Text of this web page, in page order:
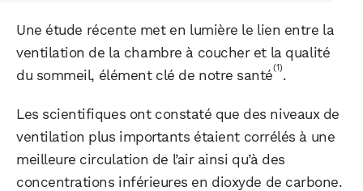
Une étude récente met en lumière le lien entre la
ventilation de la chambre à coucher et la qualité
du sommeil, élément clé de notre santé(1).
Les scientifiques ont constaté que des niveaux de
ventilation plus importants étaient corrélés à une
meilleure circulation de l’air ainsi qu’à des
concentrations inférieures en dioxyde de carbone.